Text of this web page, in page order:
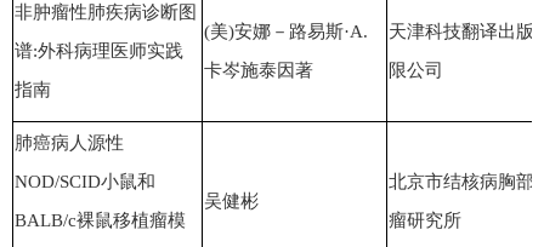
非肿瘤性肺疾病诊断图
谱:外科病理医师实践
指南
(美)安娜－路易斯·A.
卡岑施泰因著
天津科技翻译出版
限公司
肺癌病人源性
NOD/SCID小鼠和
BALB/c裸鼠移植瘤模
吴健彬
北京市结核病胸部
瘤研究所